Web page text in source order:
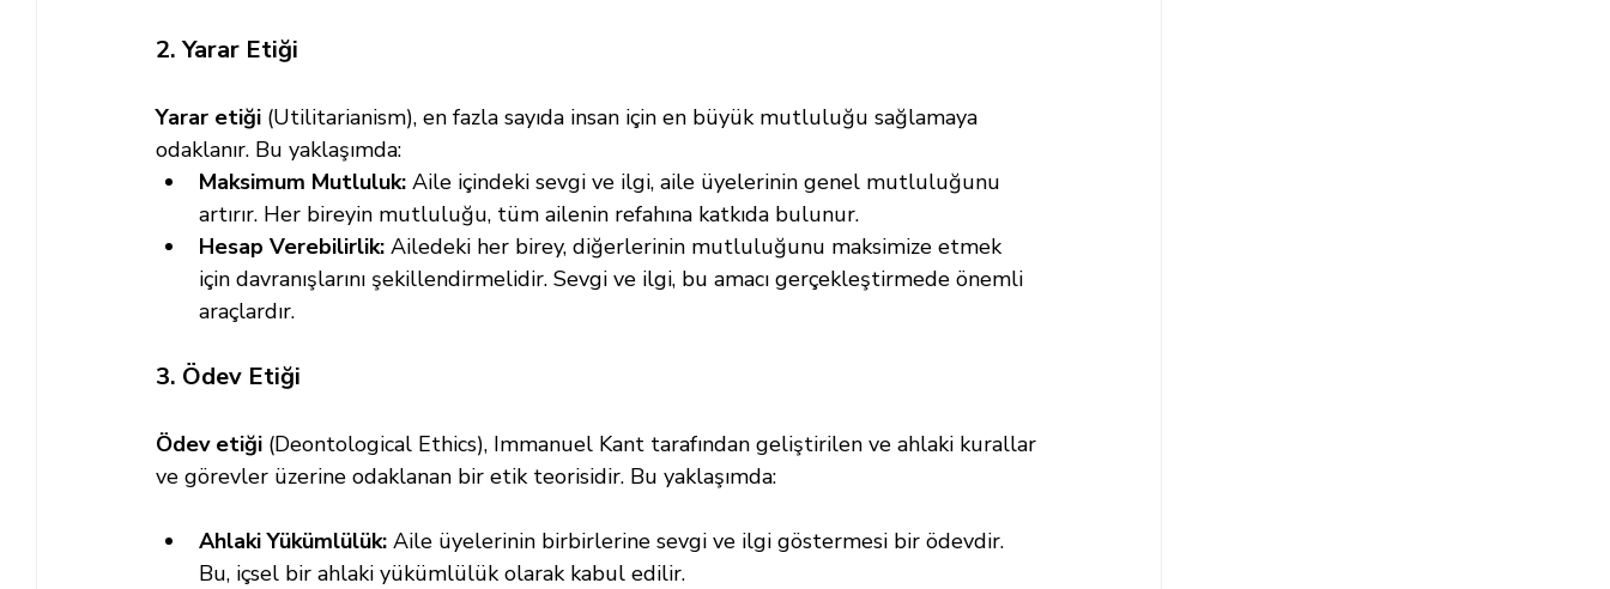
2. Yarar Etiği
Yarar etiği (Utilitarianism), en fazla sayıda insan için en büyük mutluluğu sağlamaya
odaklanır. Bu yaklaşımda:
Maksimum Mutluluk: Aile içindeki sevgi ve ilgi, aile üyelerinin genel mutluluğunu
artırır. Her bireyin mutluluğu, tüm ailenin refahına katkıda bulunur.
Hesap Verebilirlik: Ailedeki her birey, diğerlerinin mutluluğunu maksimize etmek
için davranışlarını şekillendirmelidir. Sevgi ve ilgi, bu amacı gerçekleştirmede önemli
araçlardır.
3. Ödev Etiği
Ödev etiği (Deontological Ethics), Immanuel Kant tarafından geliştirilen ve ahlaki kurallar
ve görevler üzerine odaklanan bir etik teorisidir. Bu yaklaşımda:
Ahlaki Yükümlülük: Aile üyelerinin birbirlerine sevgi ve ilgi göstermesi bir ödevdir.
Bu, içsel bir ahlaki yükümlülük olarak kabul edilir.